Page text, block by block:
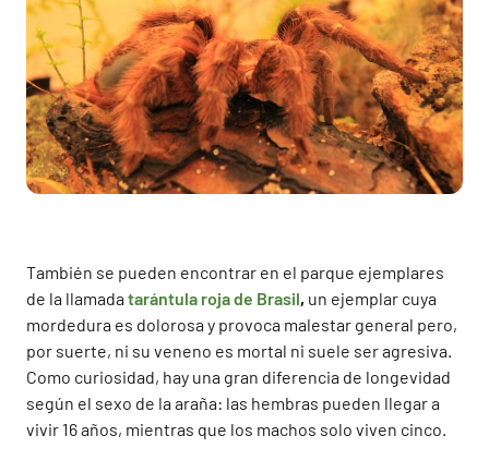
También se pueden encontrar en el parque ejemplares
de la llamadatarántula roja de Brasil, un ejemplar cuya
mordedura es dolorosa y provoca malestar general pero,
por suerte, ni su veneno es mortal ni suele ser agresiva.
Como curiosidad, hay una gran diferencia de longevidad
según el sexo de la araña: las hembras pueden llegar a
vivir 16 años, mientras que los machos solo viven cinco.